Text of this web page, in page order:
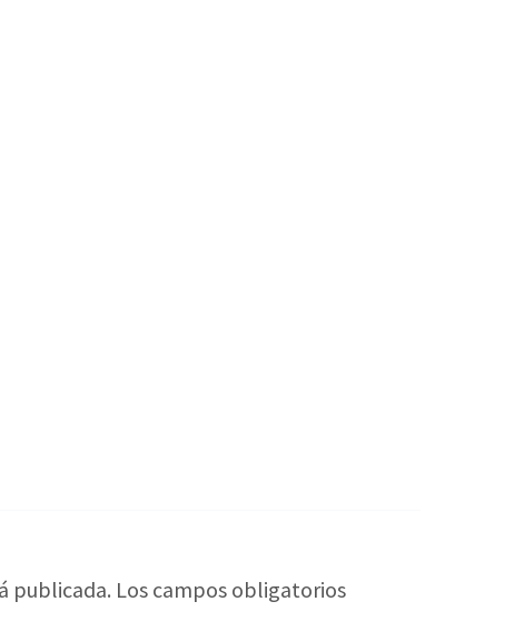
publicada. Los campos obligatorios